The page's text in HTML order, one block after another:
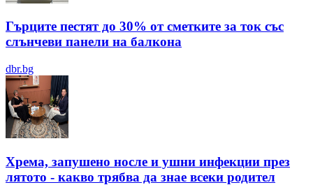
Гърците пестят до 30% от сметките за ток със
слънчеви панели на балкона
dbr.bg
Хрема, запушено носле и ушни инфекции през
лятотo - какво трябва да знае всеки родител